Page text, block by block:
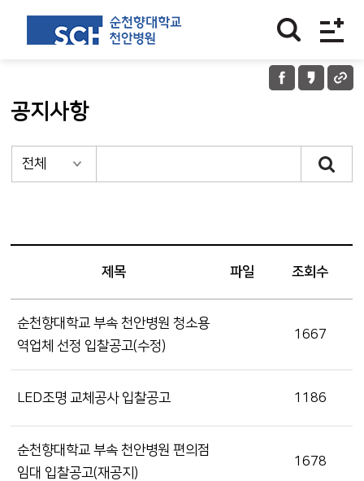
공지사항
제목 파일 조회수
순천향대학교 부속 천안병원 청소용
역업체 선정 입찰공고(수정)
1667
LED조명 교체공사 입찰공고 1186
순천향대학교 부속 천안병원 편의점
임대 입찰공고(재공지)
1678